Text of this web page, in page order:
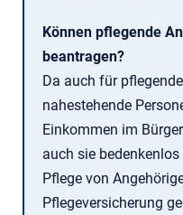
Können pflegende
beantragen?
Da auch für
nahestehende
Einkommen im
auch sie
Pflege von
Pflegeversicherung